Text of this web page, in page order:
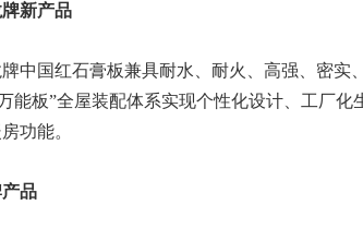
新产品
中国红石膏板兼具耐水、耐火、高强、密实
能板”全屋装配体系实现个性化设计、工厂化
功能。
品